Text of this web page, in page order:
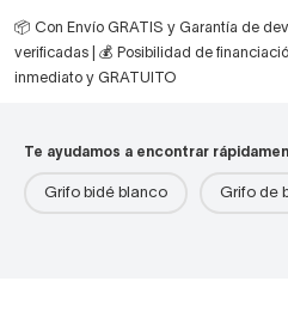
📦 Con Envío GRATIS y Garantía de
verificadas | 💰 Posibilidad de
inmediato y GRATUITO
Te ayudamos a encontrar
Grifo bidé blanco Grifo de